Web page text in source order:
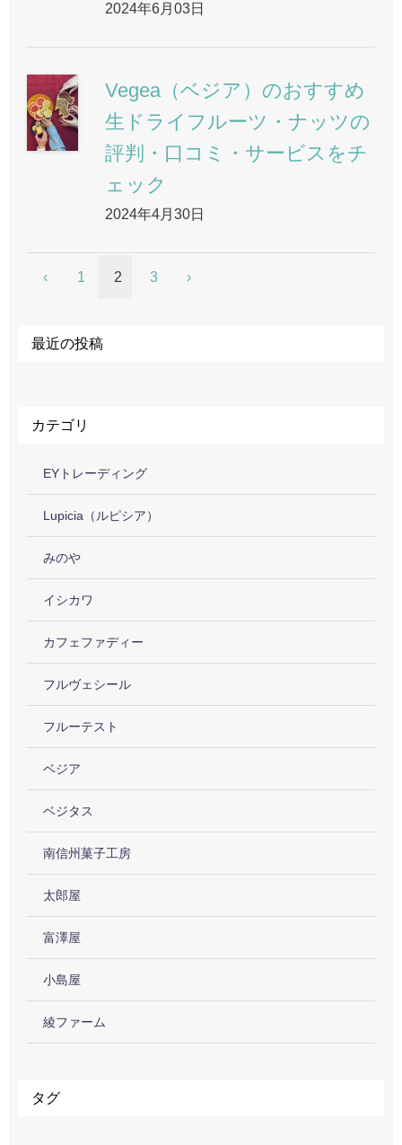
2024年6月03日
Vegea（ベジア）のおすすめ
生ドライフルーツ・ナッツの
評判・口コミ・サービスをチ
ェック
2024年4月30日
1 2 3
最近の投稿
カテゴリ
EYトレーディング
Lupicia（ルピシア）
みのや
イシカワ
カフェファディー
フルヴェシール
フルーテスト
ベジア
ベジタス
南信州菓子工房
太郎屋
富澤屋
小島屋
綾ファーム
タグ